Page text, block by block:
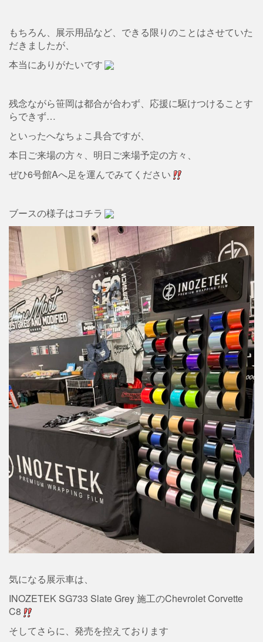
もちろん、展示用品など、できる限りのことはさせていた
だきましたが、
本当にありがたいです
残念ながら笹岡は都合が合わず、応援に駆けつけることす
らできず…
といったへなちょこ具合ですが、
本日ご来場の方々、明日ご来場予定の方々、
ぜひ6号館Aへ足を運んでみてください
ブースの様子はコチラ
気になる展示車は、
INOZETEK SG733 Slate Grey 施工のChevrolet Corvette
C8
そしてさらに、発売を控えております